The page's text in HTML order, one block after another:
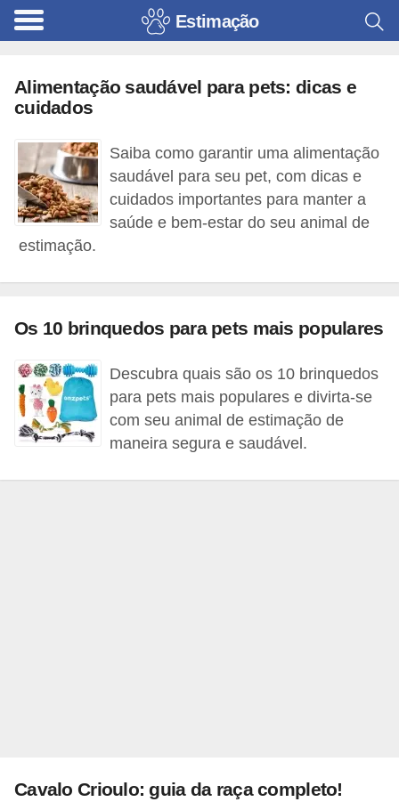
Estimação
Alimentação saudável para pets: dicas e
cuidados
Saiba como garantir uma alimentação
saudável para seu pet, com dicas e
cuidados importantes para manter a
saúde e bem-estar do seu animal de
estimação.
Os 10 brinquedos para pets mais populares
Descubra quais são os 10 brinquedos
para pets mais populares e divirta-se
com seu animal de estimação de
maneira segura e saudável.
Cavalo Crioulo: guia da raça completo!
B
i
n
q
u
e
d
o
s
a
r
a
p
e
n